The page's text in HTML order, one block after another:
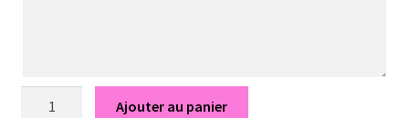
Ajouter au panier